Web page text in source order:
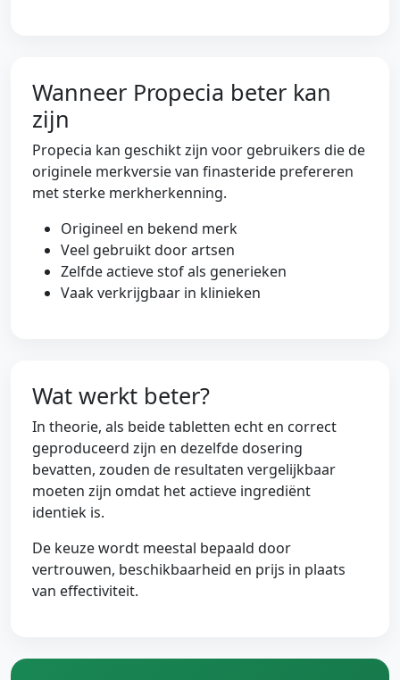
Wanneer Propecia beter kan
zijn
Propecia kan geschikt zijn voor gebruikers die de
originele merkversie van finasteride prefereren
met sterke merkherkenning.
Origineel en bekend merk
Veel gebruikt door artsen
Zelfde actieve stof als generieken
Vaak verkrijgbaar in klinieken
Wat werkt beter?
In theorie, als beide tabletten echt en correct
geproduceerd zijn en dezelfde dosering
bevatten, zouden de resultaten vergelijkbaar
moeten zijn omdat het actieve ingrediënt
identiek is.
De keuze wordt meestal bepaald door
vertrouwen, beschikbaarheid en prijs in plaats
van effectiviteit.